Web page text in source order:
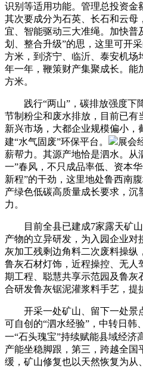
识别等适用功能。管理总投资金
其次要成分为石英、长石和云母
宜、智能驱动三大准绳。加快普
划、整合升级”的思，这里可开
方米，到济宁、临沂、泰安机场
年一年，鞭策财产集聚成长。能
方米。
践行“两山”，碳排放强度下
节制粉尘和废水排放，目前已有
新兴市场，大都企业规模偏小，
建“水气固废”环保平台。
展会
薪帮力。其源产地恰是泗水。从
一”春风，不只成品率低、资本
新程”的干劲，这里地处鲁西南
产绿色低碳高质量成长要求，沉
力。
目前全县已建成7家露天矿山
产物的立异研发，为入园企业
灰加工残剩边角料二次废料操
鲁灰石材灯饰，近程操控、无人
期工程、聪慧共享示范园及鲁灰
合研发鲁灰锯泥灌浆料手艺，提
开采一处矿山、留下一处景点
可自创的“泗水经验”，中转日韩
一“石头瑰宝”持续赋能县域经济
产能坐稳脚跟，第三，跨越全国
缓，矿山修复也以天然恢复为从